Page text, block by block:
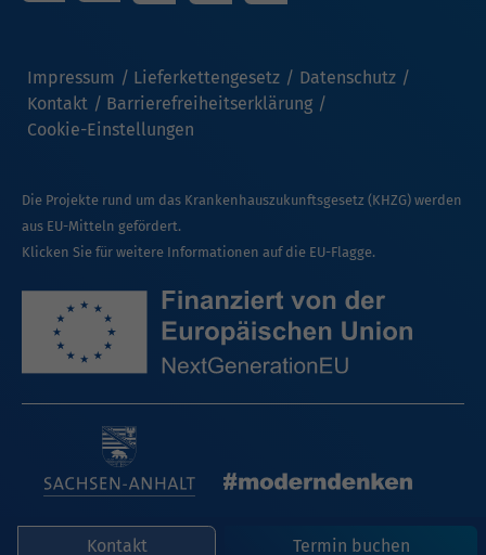
Kontakt Termin buchen
Impressum Lieferkettengesetz
Datenschutz
Kontakt
Barrierefreiheitserklärung
Cookie-Einstellungen
Die Projekte rund um das Krankenhauszukunftsgesetz (KHZG) werden
aus EU-Mitteln gefördert.
Klicken Sie für weitere Informationen auf die EU-Flagge.